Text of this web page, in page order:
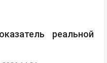
реальной